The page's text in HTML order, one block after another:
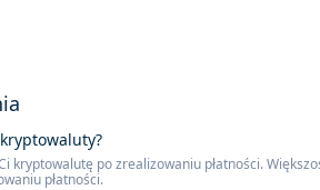
kryptowalutę po zrealizowaniu płatności.
płatności.